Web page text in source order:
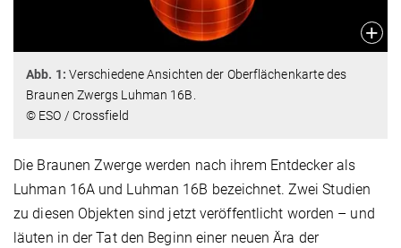
Abb. 1: Verschiedene Ansichten der Oberflächenkarte des
Braunen Zwergs Luhman 16B.
© ESO / Crossfield
Die Braunen Zwerge werden nach ihrem Entdecker als
Luhman 16A und Luhman 16B bezeichnet. Zwei Studien
zu diesen Objekten sind jetzt veröffentlicht worden – und
läuten in der Tat den Beginn einer neuen Ära der